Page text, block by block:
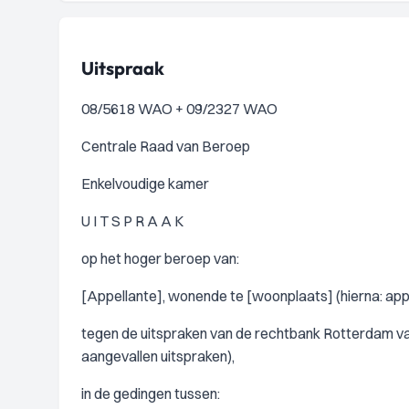
Uitspraak
08/5618 WAO + 09/2327 WAO
Centrale Raad van Beroep
Enkelvoudige kamer
U I T S P R A A K
op het hoger beroep van:
[Appellante], wonende te [woonplaats] (hierna:
tegen de uitspraken van de rechtbank Rotterdam
aangevallen uitspraken),
in de gedingen tussen: